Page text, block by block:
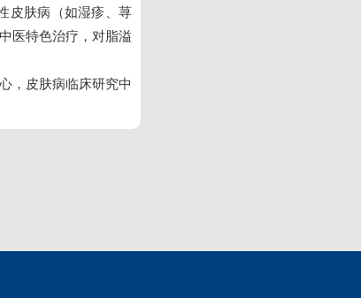
皮肤病（如湿疹、荨
医特色治疗，对脂溢
，皮肤病临床研究中